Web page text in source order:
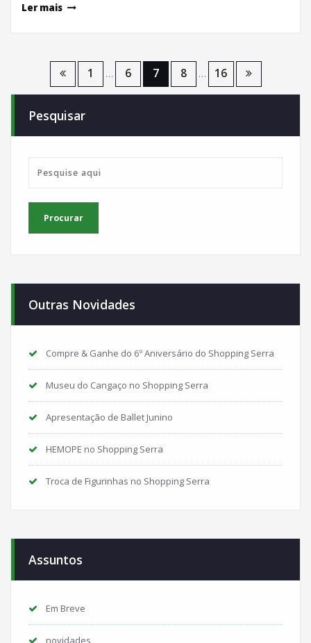
Ler mais
Paginação
posts
1 … 6 7 8 … 16
Pesquisar
Outras Novidades
Compre & Ganhe do 6º Aniversário do Shopping Serra
Museu do Cangaço no Shopping Serra
Apresentação de Ballet Junino
HEMOPE no Shopping Serra
Troca de Figurinhas no Shopping Serra
Assuntos
Em Breve
novidades